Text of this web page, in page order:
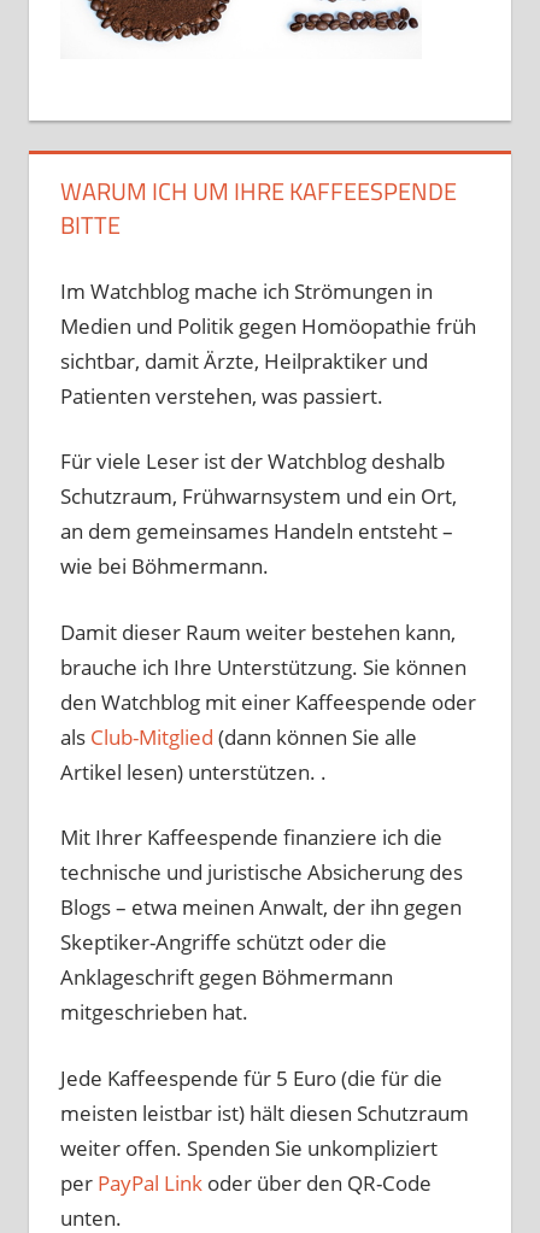
WARUM ICH UM IHRE KAFFEESPENDE
BITTE
Im Watchblog mache ich Strömungen in
Medien und Politik gegen Homöopathie früh
sichtbar, damit Ärzte, Heilpraktiker und
Patienten verstehen, was passiert.
Für viele Leser ist der Watchblog deshalb
Schutzraum, Frühwarnsystem und ein Ort,
an dem gemeinsames Handeln entsteht –
wie bei Böhmermann.
Damit dieser Raum weiter bestehen kann,
brauche ich Ihre Unterstützung. Sie können
den Watchblog mit einer Kaffeespende oder
als Club-Mitglied (dann können Sie alle
Artikel lesen) unterstützen. .
Mit Ihrer Kaffeespende finanziere ich die
technische und juristische Absicherung des
Blogs – etwa meinen Anwalt, der ihn gegen
Skeptiker-Angriffe schützt oder die
Anklageschrift gegen Böhmermann
mitgeschrieben hat.
Jede Kaffeespende für 5 Euro (die für die
meisten leistbar ist) hält diesen Schutzraum
weiter offen. Spenden Sie unkompliziert
per PayPal Linkoder über den QR-Code
unten.